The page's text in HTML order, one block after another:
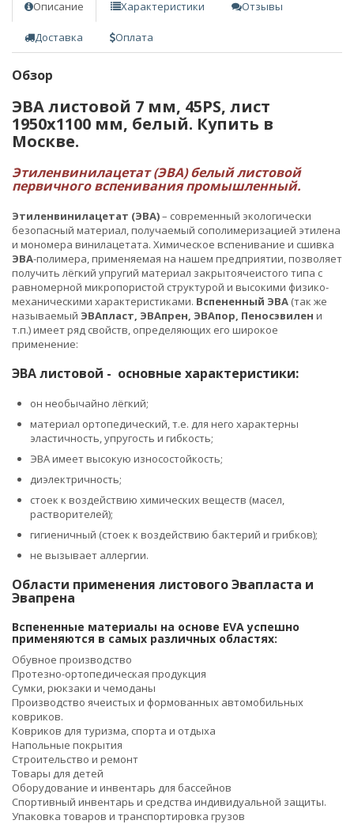
Описание Характеристики Отзывы
Доставка Оплата
Обзор
ЭВА листовой 7 мм, 45PS, лист
1950х1100 мм, белый. Купить в
Москве.
Этиленвинилацетат (ЭВА) белый листовой
первичного вспенивания промышленный.
Этиленвинилацетат (ЭВА)– современный экологически
безопасный материал, получаемый сополимеризацией этилена
и мономера винилацетата. Химическое вспенивание и сшивка
ЭВА-полимера, применяемая на нашем предприятии, позволяет
получить лёгкий упругий материал закрытоячеистого типа с
равномерной микропористой структурой и высокими физико-
механическими характеристиками. Вспененный ЭВА (так же
называемый ЭВАпласт, ЭВАпрен, ЭВАпор, Пеносэвилен и
т.п.) имеет ряд свойств, определяющих его широкое
применение:
ЭВА листовой - основные характеристики:
он необычайно лёгкий;
материал ортопедический, т.е. для него характерны
эластичность, упругость и гибкость;
ЭВА имеет высокую износостойкость;
диэлектричность;
стоек к воздействию химических веществ (масел,
растворителей);
гигиеничный (стоек к воздействию бактерий и грибков);
не вызывает аллергии.
Области применения листового Эвапласта и
Эвапрена
Вспененные материалы на основе EVA успешно
применяются в самых различных областях:
Обувное производство
Протезно-ортопедическая продукция
Сумки, рюкзаки и чемоданы
Производство ячеистых и формованных автомобильных
ковриков.
Ковриков для туризма, спорта и отдыха
Напольные покрытия
Строительство и ремонт
Товары для детей
Оборудование и инвентарь для бассейнов
Спортивный инвентарь и средства индивидуальной защиты.
Упаковка товаров и транспортировка грузов